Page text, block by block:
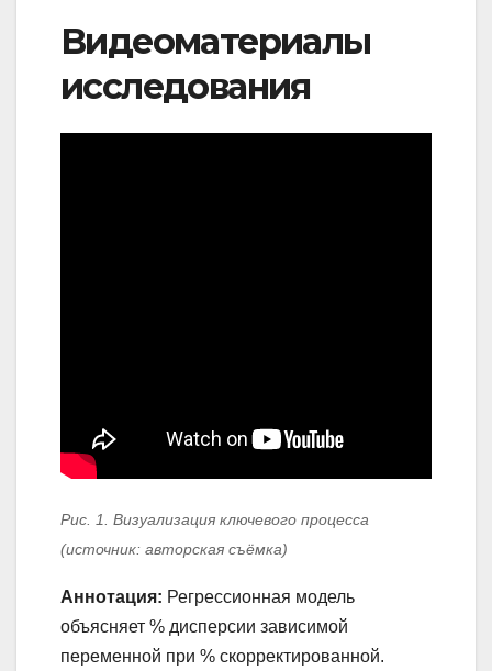
Видеоматериалы
исследования
Рис. 1. Визуализация ключевого процесса
(источник: авторская съёмка)
Аннотация: Регрессионная модель
объясняет % дисперсии зависимой
переменной при % скорректированной.